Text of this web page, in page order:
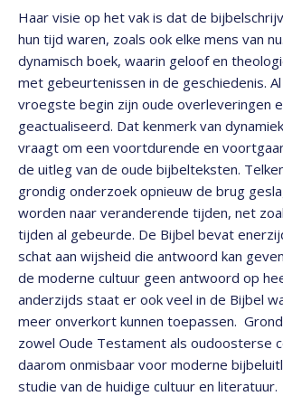
Haar visie op het vak is dat de
hun tijd waren, zoals ook elke mens van
dynamisch boek, waarin geloof en
met gebeurtenissen in de geschiedenis.
vroegste begin zijn oude overleveringen
geactualiseerd. Dat kenmerk van
vraagt om een voortdurende en
de uitleg van de oude bijbelteksten.
grondig onderzoek opnieuw de brug
worden naar veranderende tijden, net
tijden al gebeurde. De Bijbel bevat
schat aan wijsheid die antwoord kan
de moderne cultuur geen antwoord op
anderzijds staat er ook veel in de Bijbel
meer onverkort kunnen toepassen.
zowel Oude Testament als oudoosterse
daarom onmisbaar voor moderne
studie van de huidige cultuur en literatuur.